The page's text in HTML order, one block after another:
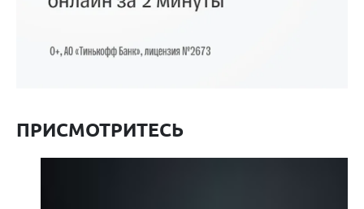
ПРИСМОТРИТЕСЬ